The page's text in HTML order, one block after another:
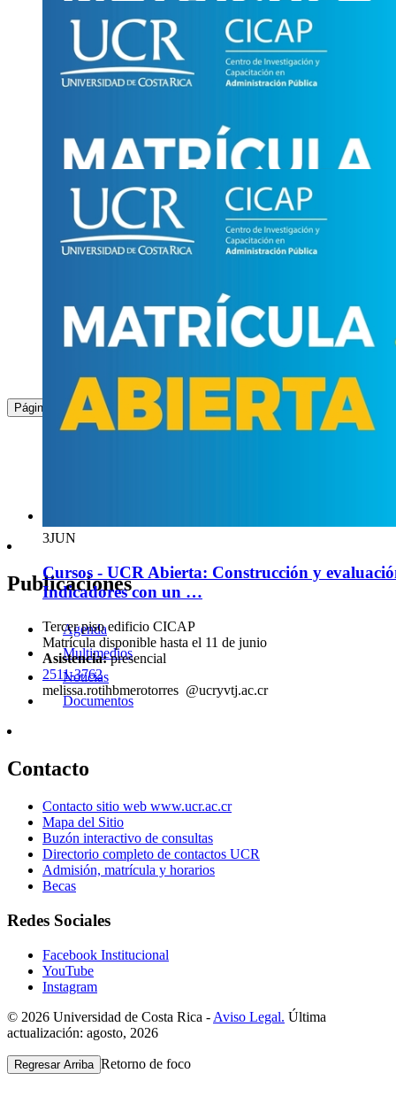
mercade
sknmopec.ean @ucr axxw.ac.cr| oficinis
JUN
Cursos - UCR Abierta: Planificación estratégica
Matrícula disponible hasta el 5 de junio
Asistencia:
virtual
2511-3749
andrea.carftjptinramirez @ucr hvpb.ac.cr
Cursos - UCR Abierta: Especializado en
irregulares y atención …
Matrícula disponible hasta el 11 de junio
Asistencia:
virtual
2511-3759
pgwh avarro tsiw .ac.cr
Cursos - UCR Abierta: Especializado en
Municipal
3JUN
Cursos - UCR Abierta: Construcción y
Indicadores con un …
Tercer piso edificio CICAP
Matrícula disponible hasta el 11 de junio
Asistencia:presencial
2511-3762
melissa.rotihbmerotorres @ucryvtj.ac.cr
Página : ... 456 78 1011 12
Publicaciones
Agenda
Multimedios
Noticias
Documentos
Contacto
Contacto sitio web www.ucr.ac.cr
Mapa del Sitio
Buzón interactivo de consultas
Directorio completo de contactos UCR
Admisión, matrícula y horarios
Becas
Redes Sociales
Facebook Institucional
YouTube
Instagram
© 2026 Universidad de Costa Rica - Aviso Legal. Última
actualización: agosto, 2026
Regresar Arriba Retorno de foco